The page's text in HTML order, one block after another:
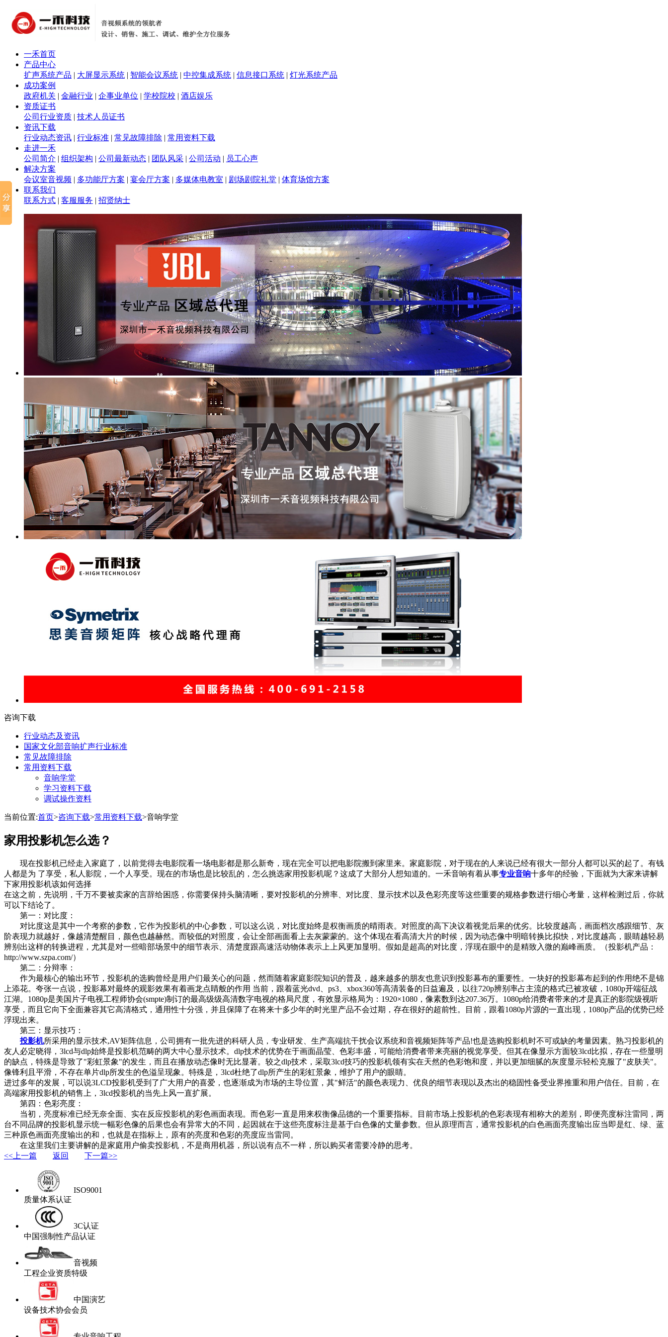
一禾首页
产品中心
扩声系统产品 | 大屏显示系统 | 智能会议系统 | 中控集成系统 | 信息接口系统 | 灯光系统产品
成功案例
政府机关 | 金融行业 | 企事业单位 | 学校院校 | 酒店娱乐
资质证书
公司行业资质 | 技术人员证书
资讯下载
行业动态资讯 | 行业标准 | 常见故障排除 | 常用资料下载
走进一禾
公司简介 | 组织架构 | 公司最新动态 | 团队风采 | 公司活动 | 员工心声
解决方案
会议室音视频 | 多功能厅方案 | 宴会厅方案 | 多媒体电教室 | 剧场剧院礼堂 | 体育场馆方案
联系我们
联系方式 | 客服服务 | 招贤纳士
咨询下载
行业动态及资讯
国家文化部音响扩声行业标准
常见故障排除
常用资料下载
音响学堂
学习资料下载
调试操作资料
当前位置:首页>咨询下载>常用资料下载>音响学堂
家用投影机怎么选？
现在投影机已经走入家庭了，以前觉得去电影院看一场电影都是那么新奇，现在完全可以把电影院搬到家里来。家庭影院，对于现在的人来说已经有很大一部分人都可以买的起了。有钱
人都是为 了享受，私人影院，一个人享受。现在的市场也是比较乱的，怎么挑选家用投影机呢？这成了大部分人想知道的。一禾音响有着从事专业音响十多年的经验，下面就为大家来讲解
下家用投影机该如何选择
在这之前，先说明，千万不要被卖家的言辞给困惑，你需要保持头脑清晰，要对投影机的分辨率、对比度、显示技术以及色彩亮度等这些重要的规格参数进行细心考量，这样检测过后，你就
可以下结论了。
第一：对比度：
对比度这是其中一个考察的参数，它作为投影机的中心参数，可以这么说，对比度始终是权衡画质的晴雨表。对照度的高下决议着视觉后果的优劣。比较度越高，画面档次感跟细节、灰
阶表现力就越好，像越清楚醒目，颜色也越赫然。而较低的对照度，会让全部画面看上去灰蒙蒙的。这个体现在看高清大片的时候，因为动态像中明暗转换比拟快，对比度越高，眼睛越轻易
辨别出这样的转换进程，尤其是对一些暗部场景中的细节表示、清楚度跟高速活动物体表示上上风更加显明。假如是超高的对比度，浮现在眼中的是精致入微的巅峰画质。（投影机产品：
http://www.szpa.com/）
第二：分辩率：
作为最核心的输出环节，投影机的选购曾经是用户们最关心的问题，然而随着家庭影院知识的普及，越来越多的朋友也意识到投影幕布的重要性。一块好的投影幕布起到的作用绝不是锦
上添花。夸张一点说，投影幕对最终的观影效果有着画龙点睛般的作用 当前，跟着蓝光dvd、ps3、xbox360等高清装备的日益遍及，以往720p辨别率占主流的格式已被攻破，1080p开端征战
江湖。1080p是美国片子电视工程师协会(smpte)制订的最高级级高清数字电视的格局尺度，有效显示格局为：1920×1080，像素数到达207.36万。1080p给消费者带来的才是真正的影院级视听
享受，而且它向下全面兼容其它高清格式，通用性十分强，并且保障了在将来十多少年的时光里产品不会过期，存在很好的超前性。目前，跟着1080p片源的一直出现，1080p产品的优势已经
浮现出来。
第三：显示技巧：
投影机所采用的显示技术,AV矩阵信息，公司拥有一批先进的科研人员，专业研发、生产高端抗干扰会议系统和音视频矩阵等产品!也是选购投影机时不可或缺的考量因素。熟习投影机的
友人必定晓得，3lcd与dlp始终是投影机范畴的两大中心显示技术。dlp技术的优势在于画面晶莹、色彩丰盛，可能给消费者带来亮丽的视觉享受。但其在像显示方面较3lcd比拟，存在一些显明
的缺点，特殊是导致了"彩虹景象"的发生，而且在播放动态像时无比显著。较之dlp技术，采取3lcd技巧的投影机领有实在天然的色彩饱和度，并以更加细腻的灰度显示轻松克服了"皮肤关"。
像锋利且平滑，不存在单片dlp所发生的色溢呈现象。特殊是，3lcd杜绝了dlp所产生的彩虹景象，维护了用户的眼睛。
进过多年的发展，可以说3LCD投影机受到了广大用户的喜爱，也逐渐成为市场的主导位置，其"鲜活"的颜色表现力、优良的细节表现以及杰出的稳固性备受业界推重和用户信任。目前，在
高端家用投影机的销售上，3lcd投影机的当先上风一直扩展。
第四：色彩亮度：
当初，亮度标准已经无奈全面、实在反应投影机的彩色画面表现。而色彩一直是用来权衡像品德的一个重要指标。目前市场上投影机的色彩表现有相称大的差别，即便亮度标注雷同，两
台不同品牌的投影机显示统一幅彩色像的后果也会有异常大的不同，起因就在于这些亮度标注是基于白色像的丈量参数。但从原理而言，通常投影机的白色画面亮度输出应当即是红、绿、蓝
三种原色画面亮度输出的和，也就是在指标上，原有的亮度和色彩的亮度应当雷同。
在这里我们主要讲解的是家庭用户偷卖投影机，不是商用机器，所以说有点不一样，所以购买者需要冷静的思考。
<<上一篇
返回 下一篇>>
ISO9001
质量体系认证
3C认证
中国强制性产品认证
音视频
工程企业资质特级
中国演艺
设备技术协会会员